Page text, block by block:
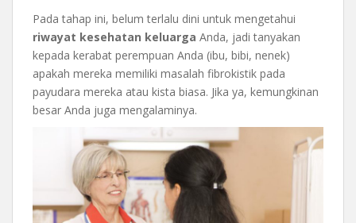
Pada tahap ini, belum terlalu dini untuk mengetahui
riwayat kesehatan keluarga Anda, jadi tanyakan
kepada kerabat perempuan Anda (ibu, bibi, nenek)
apakah mereka memiliki masalah fibrokistik pada
payudara mereka atau kista biasa. Jika ya, kemungkinan
besar Anda juga mengalaminya.